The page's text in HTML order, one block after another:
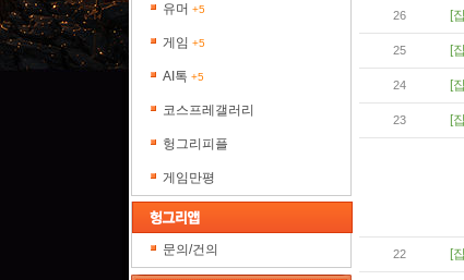
유머 +5
게임 +5
AI톡 +5
코스프레갤러리
헝그리피플
게임만평
문의/건의
26 [
25 [
24 [
23 [
22 [